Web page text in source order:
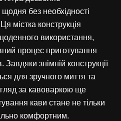
без необхідності
містка конструкція
використання,
процес приготування
знімній конструкції
для зручного миття та
за кавоваркою ще
кави стане не тільки
комфортним.